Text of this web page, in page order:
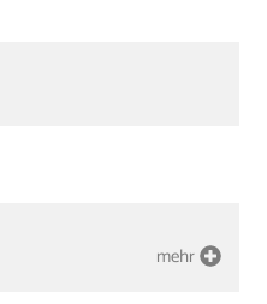
mehr